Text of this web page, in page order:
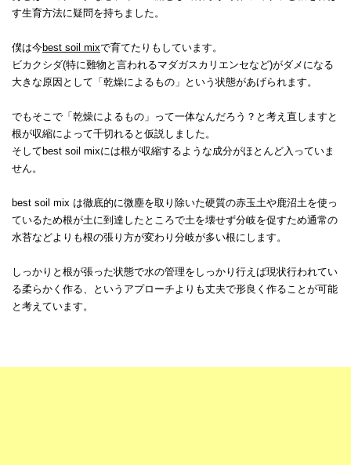
す生育方法に疑問を持ちました。
僕は今best soil mixで育てたりもしています。
ビカクシダ(特に難物と言われるマダガスカリエンセなど)がダメになる
大きな原因として「乾燥によるもの」という状態があげられます。
でもそこで「乾燥によるもの」って一体なんだろう？と考え直しますと
根が収縮によって千切れると仮説しました。
そしてbest soil mixには根が収縮するような成分がほとんど入っていま
せん。
best soil mix は徹底的に微塵を取り除いた硬質の赤玉土や鹿沼土を使っ
ているため根が土に到達したところで土を壊せず分岐を促すため通常の
水苔などよりも根の張り方が変わり分岐が多い根にします。
しっかりと根が張った状態で水の管理をしっかり行えば現状行われてい
る柔らかく作る、というアプローチよりも丈夫で形良く作ることが可能
と考えています。